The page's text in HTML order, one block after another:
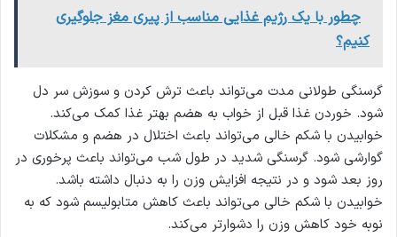
چطور با یک رژیم غذایی مناسب از پیری مغز جلوگیری
کنیم؟
گرسنگی طولانی مدت می‌تواند باعث ترش کردن و سوزش سر دل
شود. خوردن غذا قبل از خواب به هضم بهتر غذا کمک می‌کند.
خوابیدن با شکم خالی می‌تواند باعث اختلال در هضم و مشکلات
گوارشی شود. گرسنگی شدید در طول شب می‌تواند باعث پرخوری در
روز بعد شود و در نتیجه افزایش وزن را به دنبال داشته باشد.
خوابیدن با شکم خالی می‌تواند باعث کاهش متابولیسم شود که به
نوبه خود کاهش وزن را دشوارتر می‌کند.